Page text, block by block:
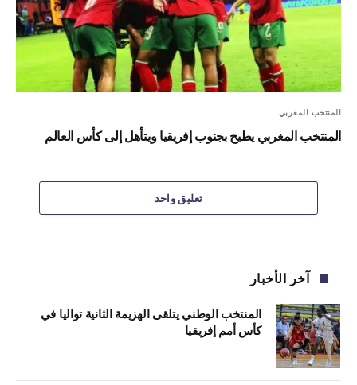
المنتخب المغربي
المنتخب المغربي يطيح بجنوب إفريقيا ويتأهل إلى كأس العالم
تعليق واحد
آخر الأخبار
المنتخب الوطني يتلقى الهزيمة الثانية تواليا في
كأس أمم إفريقيا